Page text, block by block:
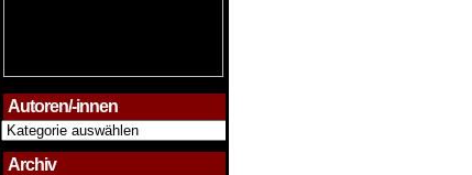
Autoren/-innen
Autoren/-
innen
Archiv